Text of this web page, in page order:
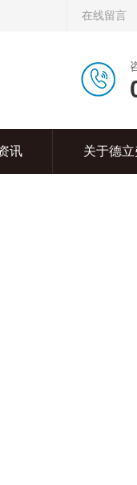
在线留言
讯 关于德立